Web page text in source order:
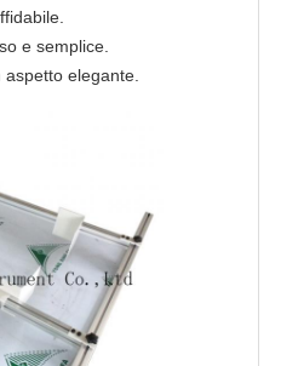
e semplice.
elegante.